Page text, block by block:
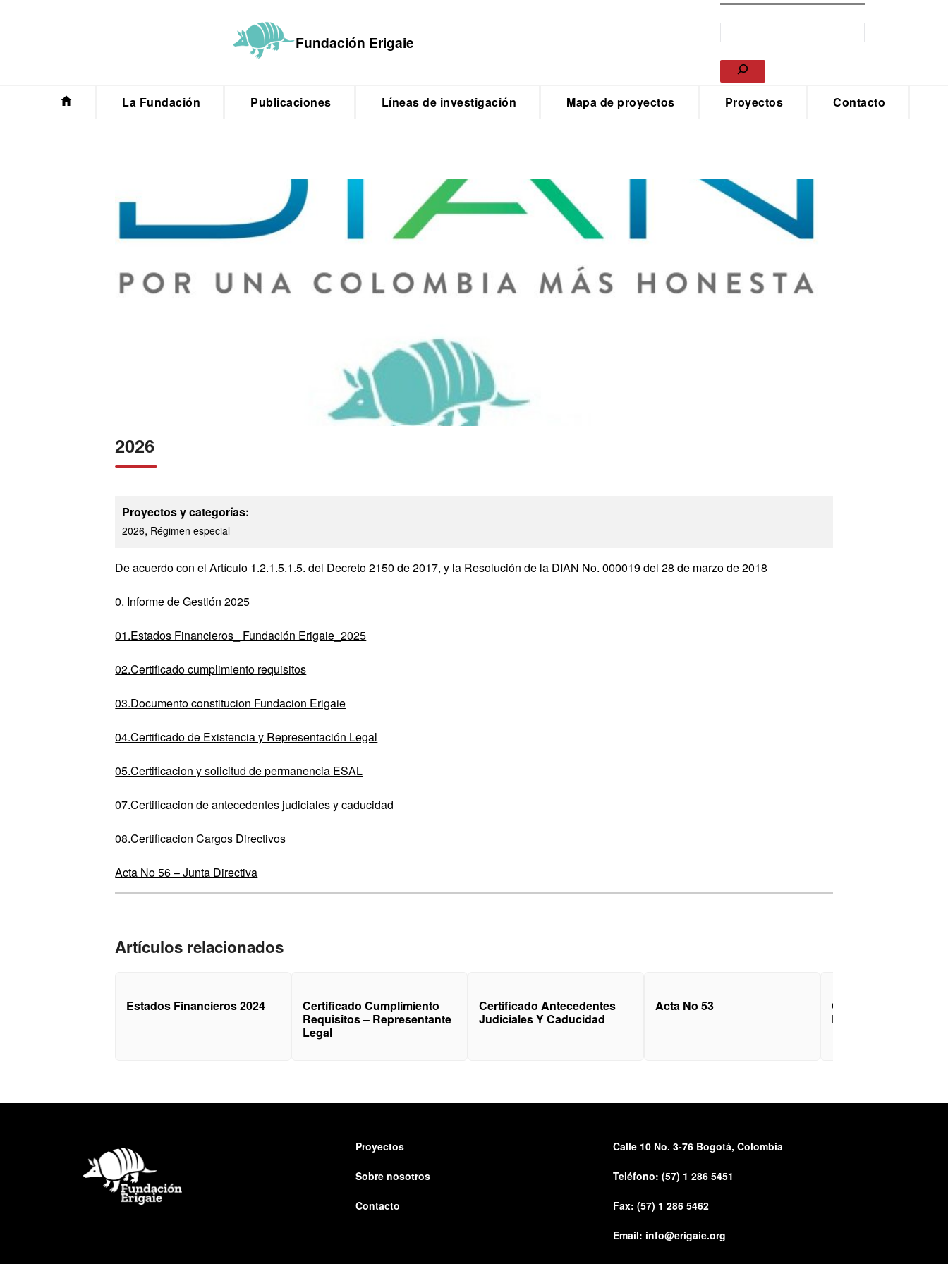
Fundación Erigaie
La Fundación Publicaciones Líneas de investigación Mapa de proyectos Proyectos Contacto
2026
Proyectos y categorías:
2026, Régimen especial
De acuerdo con el Artículo 1.2.1.5.1.5. del Decreto 2150 de 2017, y la Resolución de la DIAN No. 000019 del 28 de marzo de 2018
0. Informe de Gestión 2025
01.Estados Financieros_ Fundación Erigaie_2025
02.Certificado cumplimiento requisitos
03.Documento constitucion Fundacion Erigaie
04.Certificado de Existencia y Representación Legal
05.Certificacion y solicitud de permanencia ESAL
07.Certificacion de antecedentes judiciales y caducidad
08.Certificacion Cargos Directivos
Acta No 56 – Junta Directiva
Artículos relacionados
Estados Financieros 2024
Certificado Cumplimiento
Requisitos – Representante
Legal
Certificado Antecedentes
Judiciales Y Caducidad
Acta No 53
Certificado De
Representación
Proyectos
Sobre nosotros
Contacto
Calle 10 No. 3-76 Bogotá, Colombia
Teléfono:(57) 1 286 5451
Fax: (57) 1 286 5462
Email: info@erigaie.org